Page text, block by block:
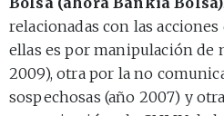
relacionadas con las acciones
ellas es por manipulación de
2009), otra por la no
sospechosas (año 2007) y